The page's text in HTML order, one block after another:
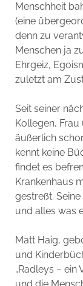
Menschheit
(eine
denn zu
Menschen ja
Ehrgeiz,
zuletzt am
Seit seiner
Kollegen, Frau
äußerlich
kennt keine
findet es
Krankenhaus
gestreßt.
und alles was
Matt Haig,
und
„Radleys – ein